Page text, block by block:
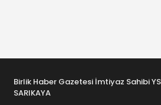
Birlik Haber Gazetesi İmtiyaz Sahibi
SARIKAYA